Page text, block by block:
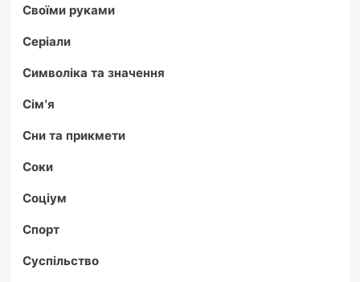
Своїми руками
Серіали
Символіка та значення
Сім'я
Сни та прикмети
Соки
Соціум
Спорт
Суспільство